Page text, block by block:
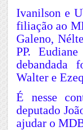
Ivanilson e
filiação ao
Galeno,
PP.
debandada
Walter e
É nesse
deputado
ajudar o